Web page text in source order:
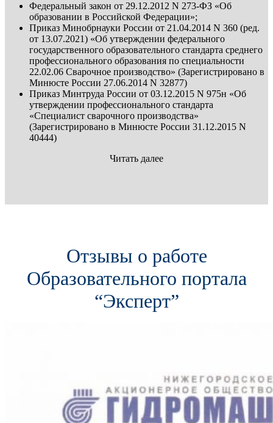
Федеральный закон от 29.12.2012 N 273-ФЗ «Об
образовании в Российской Федерации»;
Приказ Минобрнауки России от 21.04.2014 N 360 (ред.
от 13.07.2021) «Об утверждении федерального
государственного образовательного стандарта среднего
профессионального образования по специальности
22.02.06 Сварочное производство» (Зарегистрировано в
Минюсте России 27.06.2014 N 32877)
Приказ Минтруда России от 03.12.2015 N 975н «Об
утверждении профессионального стандарта
«Специалист сварочного производства»
(Зарегистрировано в Минюсте России 31.12.2015 N
40444)
Читать далее
Отзывы о работе
Образовательного портала
“Эксперт”